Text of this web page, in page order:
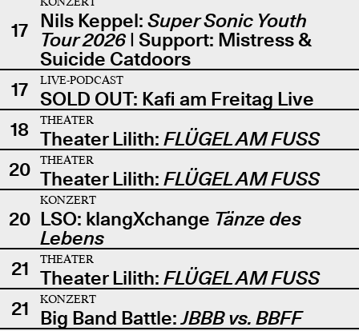
17 Nils Keppel: Super Sonic Youth
Tour 2026| Support: Mistress &
Suicide Catdoors
17
LIVE-PODCAST
SOLD OUT: Kafi am Freitag Live
18
THEATER
Theater Lilith: FLÜGEL AM FUSS
20
THEATER
Theater Lilith: FLÜGEL AM FUSS
20
KONZERT
LSO: klangXchange Tänze des
Lebens
21
THEATER
Theater Lilith: FLÜGEL AM FUSS
21
KONZERT
Big Band Battle:JBBB vs. BBFF